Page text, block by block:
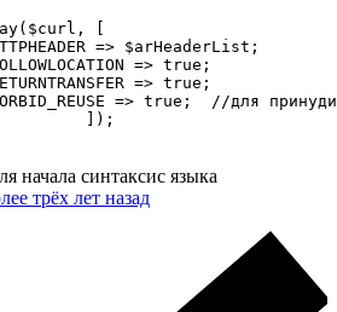
[
=> $arHeaderList;
=> true;
=> true;
=> true;  //для
]);
начала синтаксис языка
трёх лет назад